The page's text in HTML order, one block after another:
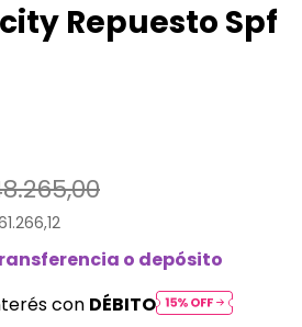
Repuesto Spf
o depósito
con DÉBITO